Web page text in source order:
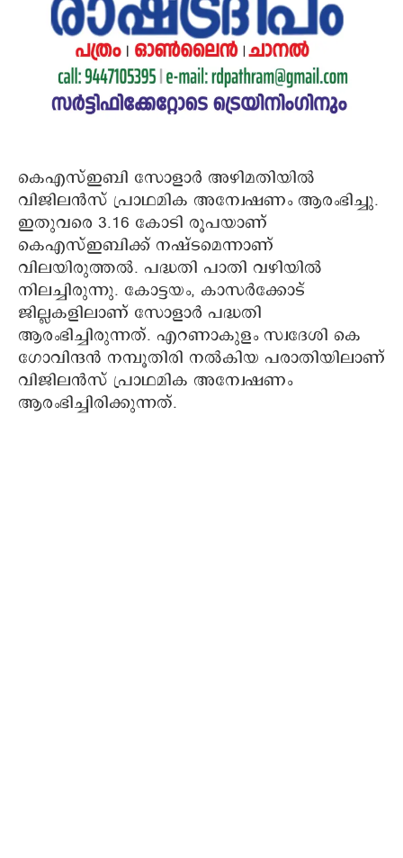
കെഎസ്ഇബി സോളാർ അഴിമതിയിൽ
വിജിലൻസ് പ്രാഥമിക അന്വേഷണം ആരംഭിച്ചു.
ഇതുവരെ 3.16 കോടി രൂപയാണ്
കെഎസ്ഇബിക്ക് നഷ്‌ടമെന്നാണ്
വിലയിരുത്തൽ. പദ്ധതി പാതി വഴിയിൽ
നിലച്ചിരുന്നു. കോട്ടയം, കാസർക്കോട്
ജില്ലകളിലാണ് സോളാർ പദ്ധതി
ആരംഭിച്ചിരുന്നത്. എറണാകുളം സ്വദേശി കെ ​
ഗോവിന്ദൻ നമ്പൂതിരി നൽകിയ പരാതിയിലാണ്
വിജിലൻസ് പ്രാഥമിക അന്വേഷണം
ആരംഭിച്ചിരിക്കുന്നത്.